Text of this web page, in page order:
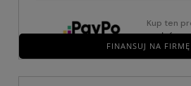
FINANSUJ NA FIRMĘ
Kup ten
zapłać za